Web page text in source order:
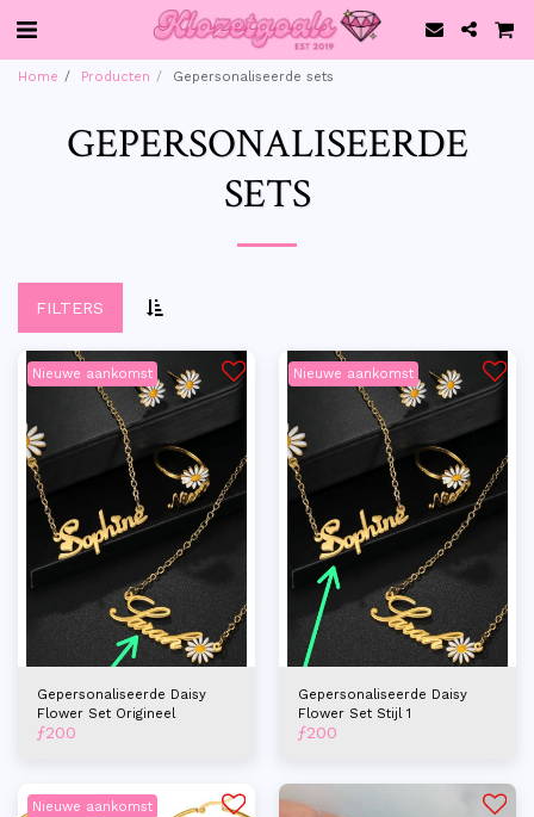
Home Producten Gepersonaliseerde sets
GEPERSONALISEERDE
SETS
FILTERS
Nieuwe aankomst
Gepersonaliseerde Daisy
Flower Set Origineel
ƒ200
Nieuwe aankomst
Gepersonaliseerde Daisy
Flower Set Stijl 1
ƒ200
Nieuwe aankomst